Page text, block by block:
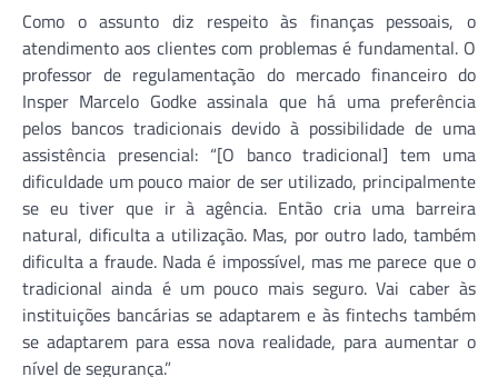
Como o assunto diz respeito às finanças pessoais, o
atendimento aos clientes com problemas é fundamental. O
professor de regulamentação do mercado financeiro do
Insper Marcelo Godke assinala que há uma preferência
pelos bancos tradicionais devido à possibilidade de uma
assistência presencial: “[O banco tradicional] tem uma
dificuldade um pouco maior de ser utilizado, principalmente
se eu tiver que ir à agência. Então cria uma barreira
natural, dificulta a utilização. Mas, por outro lado, também
dificulta a fraude. Nada é impossível, mas me parece que o
tradicional ainda é um pouco mais seguro. Vai caber às
instituições bancárias se adaptarem e às fintechs também
se adaptarem para essa nova realidade, para aumentar o
nível de segurança.”